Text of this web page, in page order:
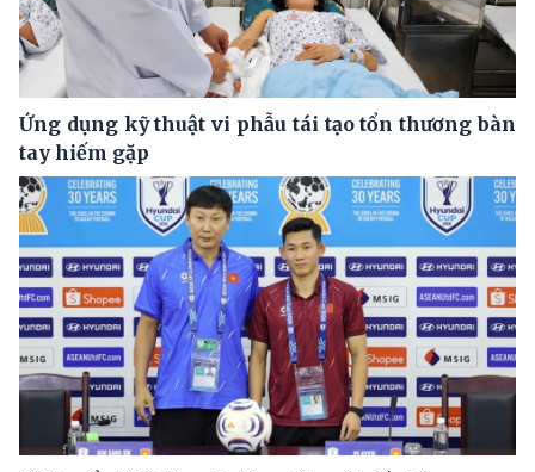
Ứng dụng kỹ thuật vi phẫu tái tạo tổn thương bàn
tay hiếm gặp